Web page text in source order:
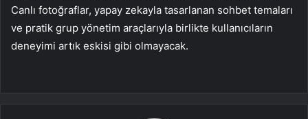
Canlı fotoğraflar, yapay zekayla tasarlanan sohbet temaları
ve pratik grup yönetim araçlarıyla birlikte kullanıcıların
deneyimi artık eskisi gibi olmayacak.